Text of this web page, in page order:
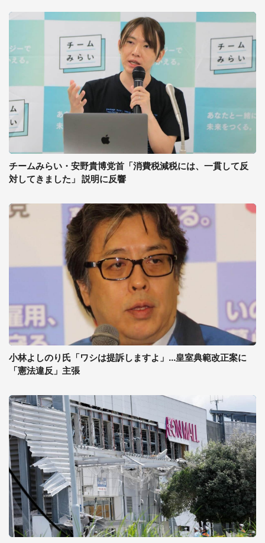
チームみらい・安野貴博党首「消費税減税には、一貫して反
対してきました」 説明に反響
小林よしのり氏「ワシは提訴しますよ」...皇室典範改正案に
「憲法違反」主張